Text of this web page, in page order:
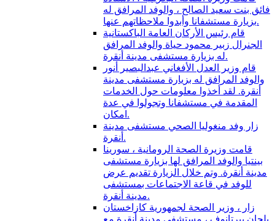
فائق بنت سعيد الصالح ، والوفد المرافق له
بزيارة مستشفانا وأبدوا ملاحظاتهم عنها.
قام رئيس الأركان العامة الباكستانية
الجنرال زبير محمود حياة والوفد المرافق
له بزيارة مستشفى مدينة أنقرة.
قام وزير العدل الأفغاني عبدالبصير أنور
والوفد المرافق له بزيارة مستشفى مدينة
أنقرة. لقد أخذوا معلومات حول الخدمات
المقدمة في مستشفانا وتجولوا في عدة
امكان.
زار وفد منغوليا الصحي مستشفى مدينة
أنقرة.
قامت وزيرة الصحة الرومانية ، سورينا
بينتيا والوفد المرافق لها بزيارة مستشفى
مدينة أنقرة. وتم خلال الزيارة تقديم عرض
للوفد في قاعة الاجتماعات بمستشفى
مدينة أنقرة.
زار ، وزير الصحة لجمهورية كازاخستان
يلجان بيرتانوف ، مستشفى مدينة أنقرة مع